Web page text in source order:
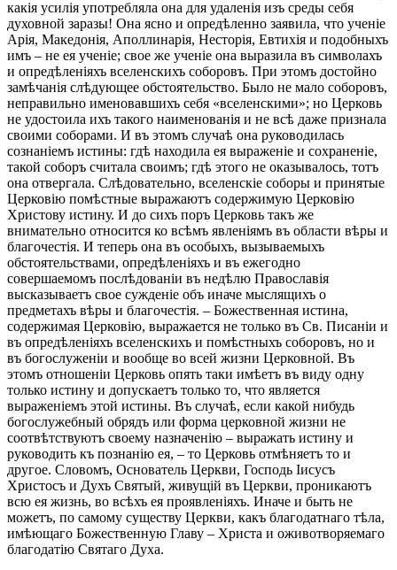
какія усилія употребляла она для удаленія изъ среды себя
духовной заразы! Она ясно и опредѣленно заявила, что ученіе
Арія, Македонія, Аполлинарія, Несторія, Евтихія и подобныхъ
имъ – не ея ученіе; свое же ученіе она выразила въ символахъ
и опредѣленіяхъ вселенскихъ соборовъ. При этомъ достойно
замѣчанія слѣдующее обстоятельство. Было не мало соборовъ,
неправильно именовавшихъ себя «вселенскими»; но Церковь
не удостоила ихъ такого наименованія и не всѣ даже признала
своими соборами. И въ этомъ случаѣ она руководилась
сознаніемъ истины: гдѣ находила ея выраженіе и сохраненіе,
такой соборъ считала своимъ; гдѣ этого не оказывалось, тотъ
она отвергала. Слѣдовательно, вселенскіе соборы и принятые
Церковію помѣстные выражаютъ содержимую Церковію
Христову истину. И до сихъ поръ Церковь такъ же
внимательно относится ко всѣмъ явленіямъ въ области вѣры и
благочестія. И теперь она въ особыхъ, вызываемыхъ
обстоятельствами, опредѣленіяхъ и въ ежегодно
совершаемомъ послѣдованіи въ недѣлю Православія
высказываетъ свое сужденіе объ иначе мыслящихъ о
предметахъ вѣры и благочестія. – Божественная истина,
содержимая Церковію, выражается не только въ Св. Писаніи и
въ опредѣленіяхъ вселенскихъ и помѣстныхъ соборовъ, но и
въ богослуженіи и вообще во всей жизни Церковной. Въ
этомъ отношеніи Церковь опять таки имѣетъ въ виду одну
только истину и допускаетъ только то, что является
выраженіемъ этой истины. Въ случаѣ, если какой нибудь
богослужебный обрядъ или форма церковной жизни не
соотвѣтствуютъ своему назначенію – выражать истину и
руководить къ познанію ея, – то Церковь отмѣняетъ то и
другое. Словомъ, Основатель Церкви, Господь Іисусъ
Христосъ и Духъ Святый, живущій въ Церкви, проникаютъ
всю ея жизнь, во всѣхъ ея проявленіяхъ. Иначе и быть не
можетъ, по самому существу Церкви, какъ благодатнаго тѣла,
имѣющаго Божественную Главу – Христа и оживотворяемаго
благодатію Святаго Духа.